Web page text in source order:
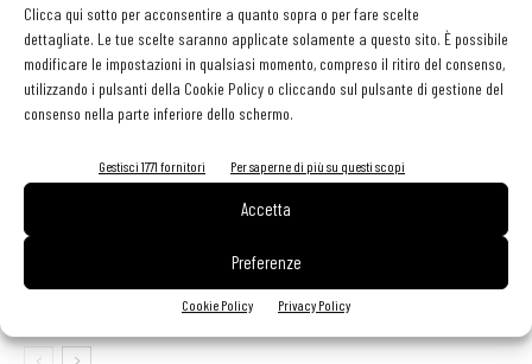
Clicca qui sotto per acconsentire a quanto sopra o per fare scelte
dettagliate. Le tue scelte saranno applicate solamente a questo sito. È possibile
modificare le impostazioni in qualsiasi momento, compreso il ritiro del consenso,
utilizzando i pulsanti della Cookie Policy o cliccando sul pulsante di gestione del
consenso nella parte inferiore dello schermo.
Gestisci 1771 fornitori Per saperne di più su questi scopi
Accetta
Preferenze
Cookie Policy Privacy Policy
Al via Baritalia Food Edition – La sfida del panino.
Manda la tua ricetta
giugno per professionisti e locali
Barawards Premio Innovazione dell’anno 2026: vota i
tuoi preferiti!